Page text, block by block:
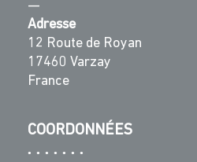
—
Adresse
12 Route de Royan
17460 Varzay
France
COORDONNÉES